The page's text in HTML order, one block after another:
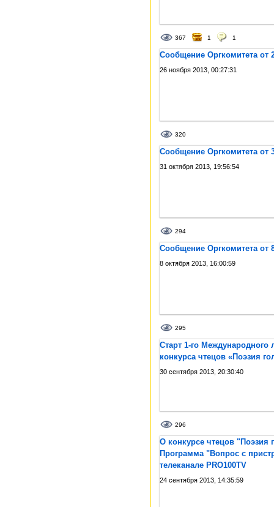
367 1 1
Сообщение Оргкомитета от
26 ноября 2013, 00:27:31
320
Сообщение Оргкомитета от
31 октября 2013, 19:56:54
294
Сообщение Оргкомитета от
8 октября 2013, 16:00:59
295
Старт 1-го Международного
конкурса чтецов «Поэзия
30 сентября 2013, 20:30:40
296
О конкурсе чтецов "Поэзия
Программа "Вопрос с
телеканале PRO100TV
24 сентября 2013, 14:35:59